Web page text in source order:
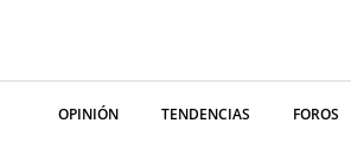
OPINIÓN TENDENCIAS FOROS